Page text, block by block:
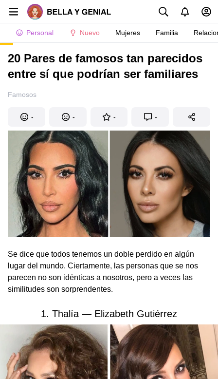
Personal Nuevo Mujeres Familia
20 Pares de famosos tan parecidos
entre sí que podrían ser familiares
Famosos
- - - -
Se dice que todos tenemos un doble perdido en algún
lugar del mundo. Ciertamente, las personas que se nos
parecen no son idénticas a nosotros, pero a veces las
similitudes son sorprendentes.
1. Thalía — Elizabeth Gutiérrez